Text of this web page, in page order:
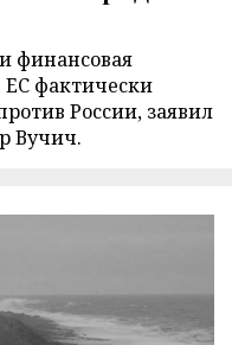
финансовая
ЕС фактически
России, заявил
Вучич.